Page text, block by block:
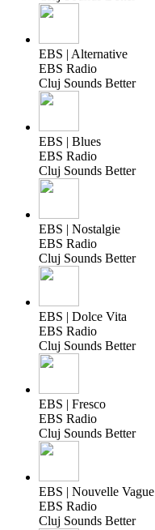
EBS | Alternative
EBS Radio
Cluj Sounds Better
EBS | Blues
EBS Radio
Cluj Sounds Better
EBS | Nostalgie
EBS Radio
Cluj Sounds Better
EBS | Dolce Vita
EBS Radio
Cluj Sounds Better
EBS | Fresco
EBS Radio
Cluj Sounds Better
EBS | Nouvelle Vague
EBS Radio
Cluj Sounds Better